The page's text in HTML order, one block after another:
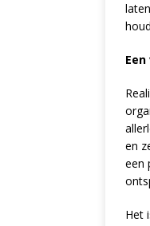
en
een
Het